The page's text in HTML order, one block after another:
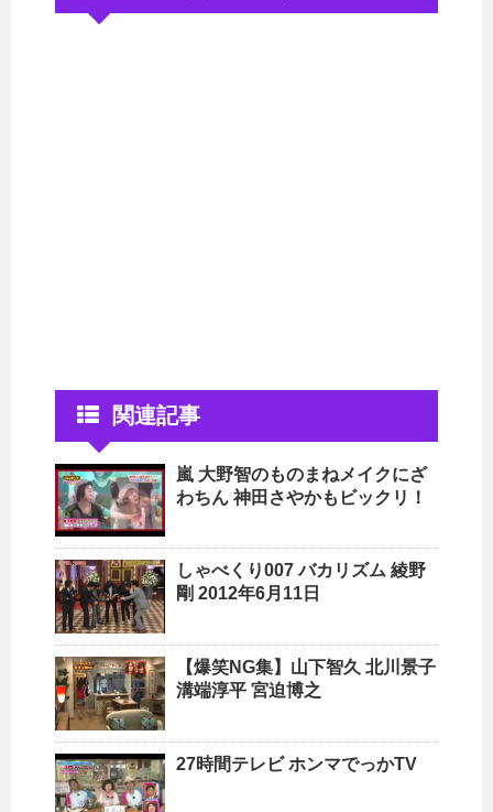
関連記事
嵐 大野智のものまねメイクにざ
わちん 神田さやかもビックリ！
しゃべくり007 バカリズム 綾野
剛 2012年6月11日
【爆笑NG集】山下智久 北川景子
溝端淳平 宮迫博之
27時間テレビ ホンマでっかTV